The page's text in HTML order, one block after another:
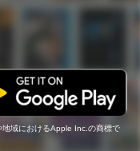
域におけるApple Inc.の商標で